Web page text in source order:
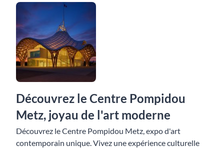
Découvrez le Centre Pompidou
Metz, joyau de l'art moderne
Découvrez le Centre Pompidou Metz, expo d'art
contemporain unique. Vivez une expérience culturelle